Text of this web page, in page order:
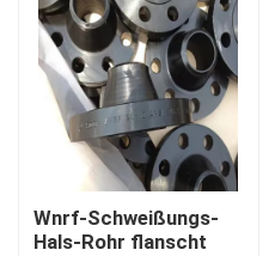
Wnrf-Schweißungs-
Hals-Rohr flanscht